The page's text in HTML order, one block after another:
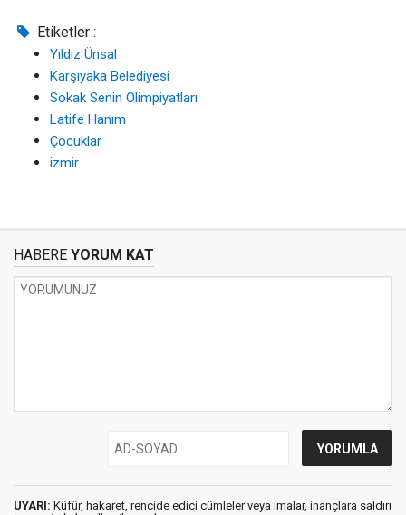
Etiketler :
Yıldız Ünsal
Karşıyaka Belediyesi
Sokak Senin Olimpiyatları
Latife Hanım
Çocuklar
izmir
HABERE YORUM KAT
UYARI: Küfür, hakaret, rencide edici cümleler veya imalar, inançlara saldırı